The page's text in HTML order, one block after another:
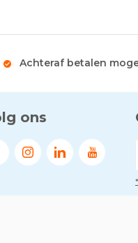
Achteraf betalen
ons